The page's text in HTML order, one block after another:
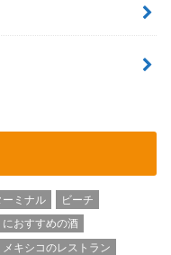
ーミナル
ビーチ
におすすめの酒
メキシコのレストラン